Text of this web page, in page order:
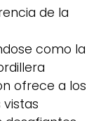
de la
como la
ofrece a los